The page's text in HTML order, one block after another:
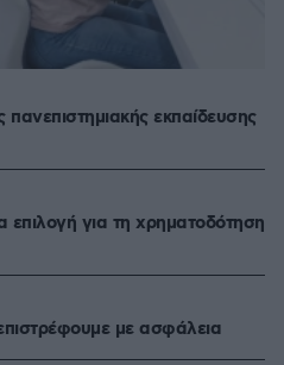
εκπαίδευσης
για τη χρηματοδότηση
με ασφάλεια